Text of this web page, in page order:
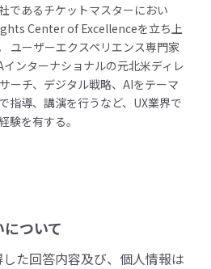
であるチケットマスターにおい
Center of Excellenceを立ち上
ユーザーエクスペリエンス専門家
ンターナショナルの元北米ディレ
ーチ、デジタル戦略、AIをテーマ
指導、講演を行うなど、UX業界で
験を有する。
ついて
た回答内容及び、個人情報は